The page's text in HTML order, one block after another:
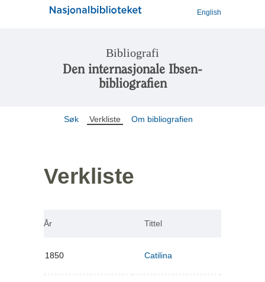
English
Bibliografi
Den internasjonale Ibsen-
bibliografien
Søk Verkliste Om bibliografien
Verkliste
År Tittel
1850 Catilina